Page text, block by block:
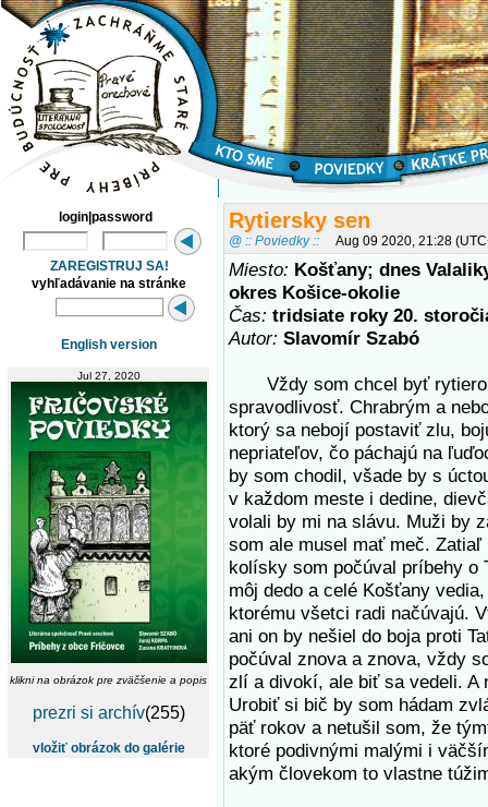
login|password
ZAREGISTRUJ SA!
vyhľadávanie na stránke
English version
Jul 27, 2020
klikni na obrázok pre zväčšenie a popis
prezri si archív(255)
vložiť obrázok do galérie
Rytiersky sen
@ :: Poviedky :: Aug 09 2020, 21:28
Miesto: Košťany; dnes
okres Košice-okolie
Čas: tridsiate roky 20.
Autor: Slavomír Szabó
Vždy som chcel byť
spravodlivosť. Chrabrým a
ktorý sa nebojí postaviť zlu,
nepriateľov, čo páchajú na
by som chodil, všade by s
v každom meste i dedine,
volali by mi na slávu. Muži by
som ale musel mať meč.
kolísky som počúval príbehy o
môj dedo a celé Košťany
ktorému všetci radi načúvajú.
ani on by nešiel do boja proti
počúval znova a znova, vždy
zlí a divokí, ale biť sa vedeli. A
Urobiť si bič by som hádam
päť rokov a netušil som, že
ktoré podivnými malými i
akým človekom to vlastne